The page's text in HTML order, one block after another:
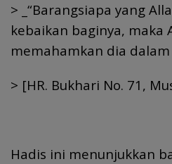
> _“Barangsiapa yang
kebaikan baginya, maka
memahamkan dia dalam
> [HR. Bukhari No. 71,
Hadis ini menunjukkan